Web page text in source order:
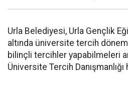
Urla Belediyesi, Urla Gençlik
altında üniversite tercih
bilinçli tercihler yapabilmeleri
Üniversite Tercih